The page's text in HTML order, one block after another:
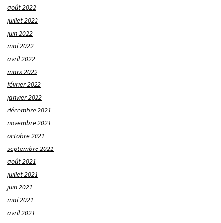
août 2022
juillet 2022
juin 2022
mai 2022
avril 2022
mars 2022
février 2022
janvier 2022
décembre 2021
novembre 2021
octobre 2021
septembre 2021
août 2021
juillet 2021
juin 2021
mai 2021
avril 2021